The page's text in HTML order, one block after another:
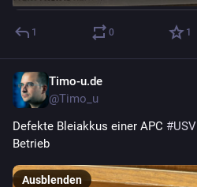
1 0 1
Timo-u.de
@Timo_u
Defekte Bleiakkus einer APC #USV
Betrieb
Ausblenden